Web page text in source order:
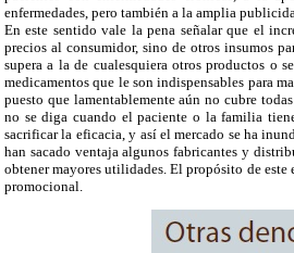
enfermedades, pero también a la amplia
En este sentido vale la pena señalar que el
precios al consumidor, sino de otros insumos
supera a la de cualesquiera otros productos o
medicamentos que le son indispensables para
puesto que lamentablemente aún no cubre
no se diga cuando el paciente o la familia
sacrificar la eficacia, y así el mercado se ha
han sacado ventaja algunos fabricantes y
obtener mayores utilidades. El propósito de
promocional.